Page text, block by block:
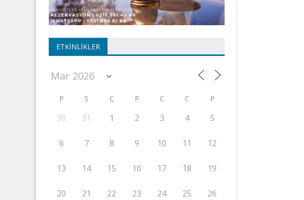
ETKINLIKLER
P S Ç P C C P
30 31 1 2 3 4 5
6 7 8 9 10 11 12
13 14 15 16 17 18 19
20 21 22 23 24 25 26